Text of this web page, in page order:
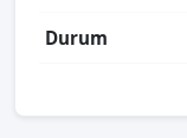
Durum